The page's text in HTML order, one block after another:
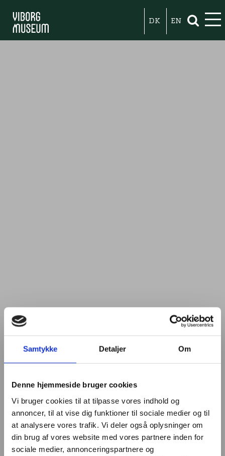
Samtykke Detaljer Om
Denne hjemmeside bruger cookies
Vi bruger cookies til at tilpasse vores indhold og
annoncer, til at vise dig funktioner til sociale medier og til
at analysere vores trafik. Vi deler også oplysninger om
din brug af vores website med vores partnere inden for
sociale medier, annonceringspartnere og
DK EN